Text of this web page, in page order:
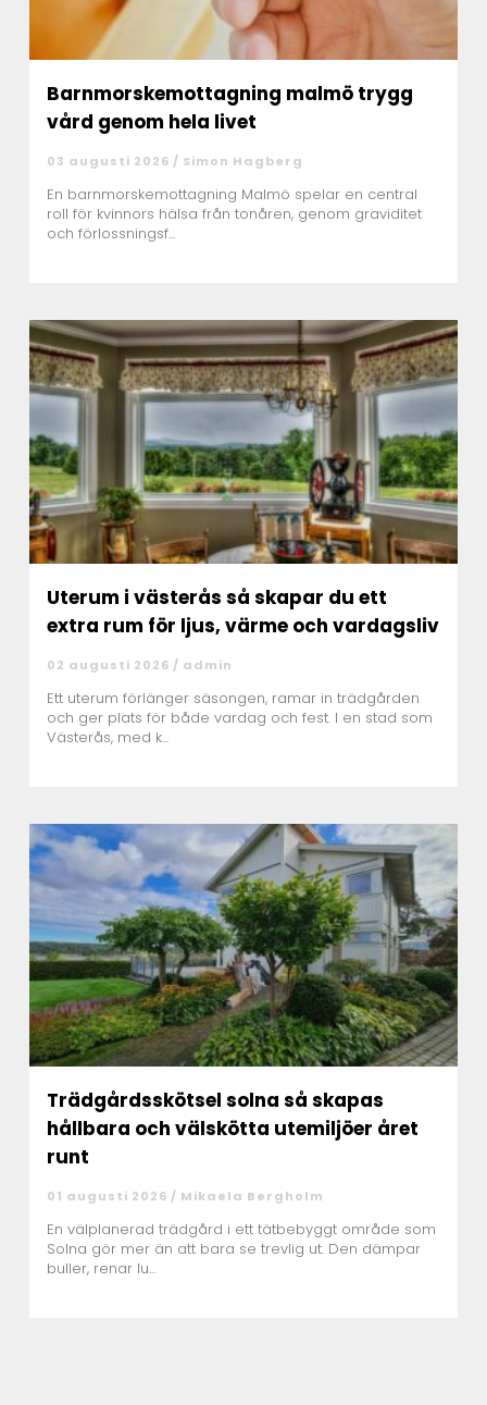
Barnmorskemottagning malmö trygg
vård genom hela livet
03 augusti 2026 / Simon Hagberg
En barnmorskemottagning Malmö spelar en central
roll för kvinnors hälsa från tonåren, genom graviditet
och förlossningsf...
Uterum i västerås så skapar du ett
extra rum för ljus, värme och vardagsliv
02 augusti 2026 / admin
Ett uterum förlänger säsongen, ramar in trädgården
och ger plats för både vardag och fest. I en stad som
Västerås, med k...
Trädgårdsskötsel solna så skapas
hållbara och välskötta utemiljöer året
runt
01 augusti 2026 / Mikaela Bergholm
En välplanerad trädgård i ett tätbebyggt område som
Solna gör mer än att bara se trevlig ut. Den dämpar
buller, renar lu...